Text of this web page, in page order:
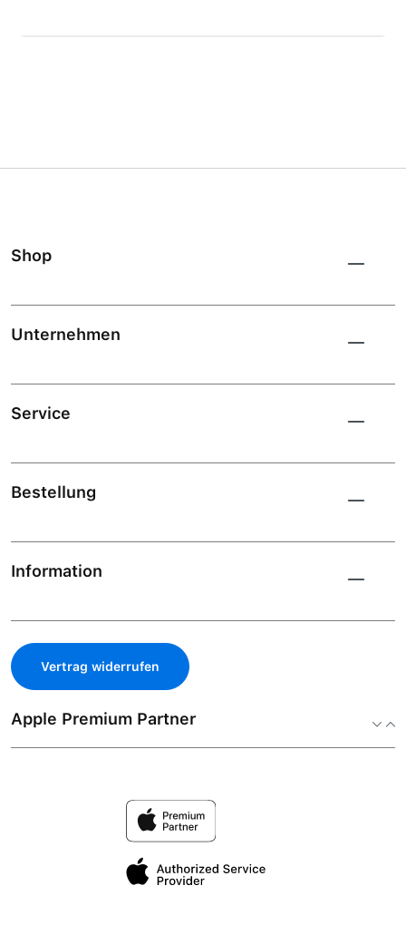
Shop
Unternehmen
Service
Bestellung
Information
Vertrag widerrufen
Apple Premium Partner